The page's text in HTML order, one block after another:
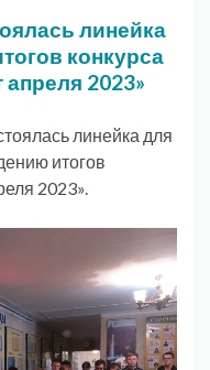
линейка
конкурса
2023»
линейка для
итогов
2023».